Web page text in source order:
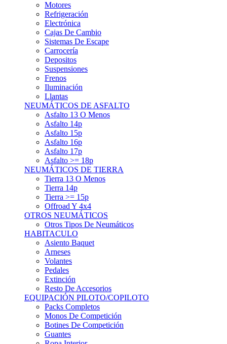
Motores
Refrigeración
Electrónica
Cajas De Cambio
Sistemas De Escape
Carrocería
Depositos
Suspensiones
Frenos
Iluminación
Llantas
NEUMÁTICOS DE ASFALTO
Asfalto 13 O Menos
Asfalto 14p
Asfalto 15p
Asfalto 16p
Asfalto 17p
Asfalto >= 18p
NEUMÁTICOS DE TIERRA
Tierra 13 O Menos
Tierra 14p
Tierra >= 15p
Offroad Y 4x4
OTROS NEUMÁTICOS
Otros Tipos De Neumáticos
HABITACULO
Asiento Baquet
Arneses
Volantes
Pedales
Extinción
Resto De Accesorios
EQUIPACIÓN PILOTO/COPILOTO
Packs Completos
Monos De Competición
Botines De Competición
Guantes